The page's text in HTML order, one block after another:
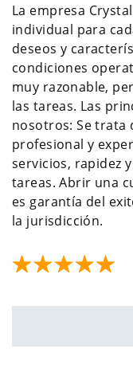
La empresa
individual para
deseos y
condiciones
muy razonable,
las tareas. Las
nosotros: Se trata
profesional y
servicios, rapidez
tareas. Abrir una
es garantía del
la jurisdicción.